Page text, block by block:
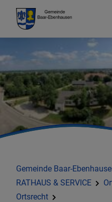
Gemeinde Baar-
RATHAUS & SERVICE
Ortsrecht